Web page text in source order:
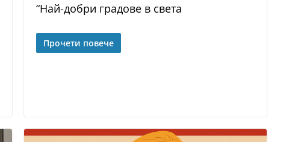
“Най-добри градове в света
Прочети повече